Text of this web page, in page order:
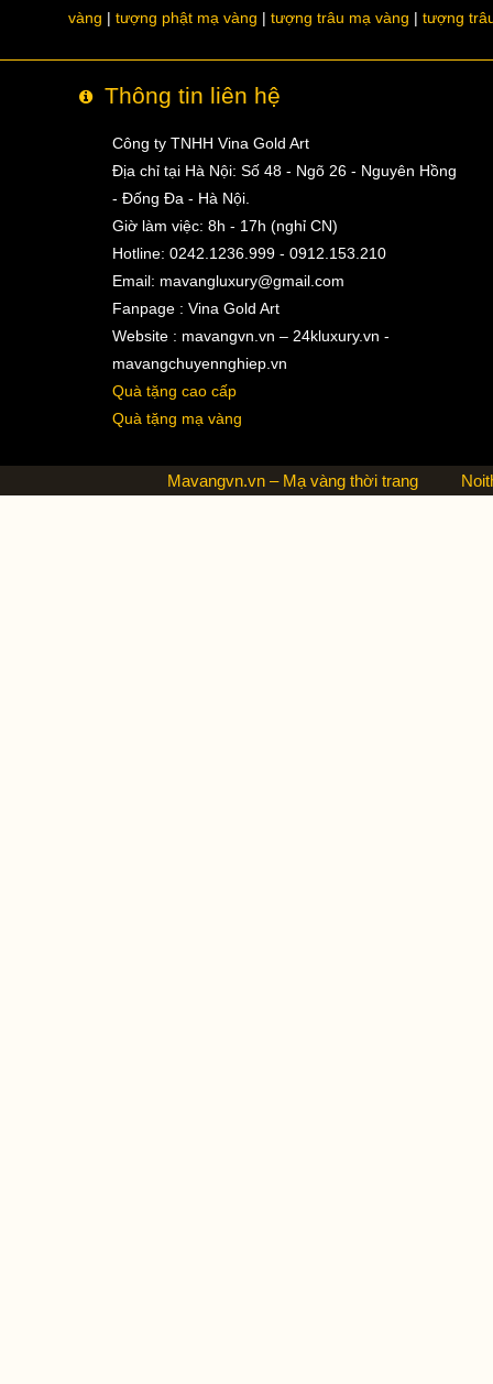
vàng
tượng phật mạ vàng tượng trâu mạ vàng tượng
Thông tin liên hệ
Công ty TNHH Vina Gold Art
Địa chỉ tại Hà Nội: Số 48 - Ngõ 26 - Nguyên Hồng
- Đống Đa - Hà Nội.
Giờ làm việc: 8h - 17h (nghỉ CN)
Hotline: 0242.1236.999 - 0912.153.210
Email: mavangluxury@gmail.com
Fanpage : Vina Gold Art
Website : mavangvn.vn – 24kluxury.vn -
mavangchuyennghiep.vn
Quà tặng cao cấp
Quà tặng mạ vàng
Mavangvn.vn – Mạ vàng thời trang